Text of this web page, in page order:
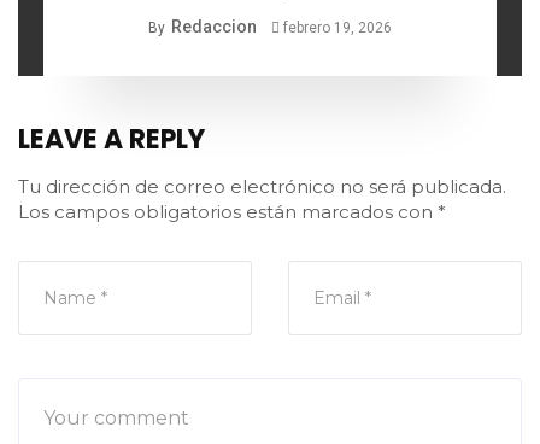
By Redaccion febrero 19, 2026
LEAVE A REPLY
Tu dirección de correo electrónico no será publicada.
Los campos obligatorios están marcados con *